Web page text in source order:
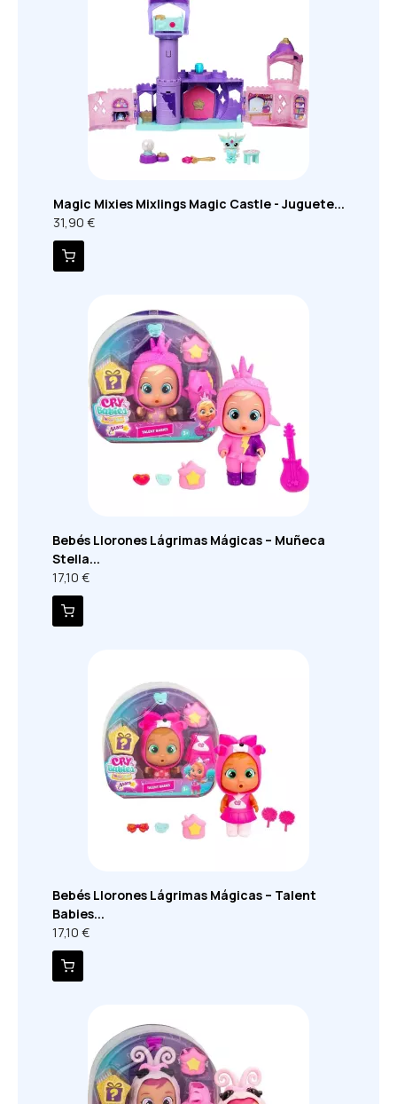
Magic Mixies Mixlings Magic Castle - Juguete...
31,90 €
Bebés Llorones Lágrimas Mágicas – Muñeca
Stella...
17,10 €
Bebés Llorones Lágrimas Mágicas – Talent
Babies...
17,10 €